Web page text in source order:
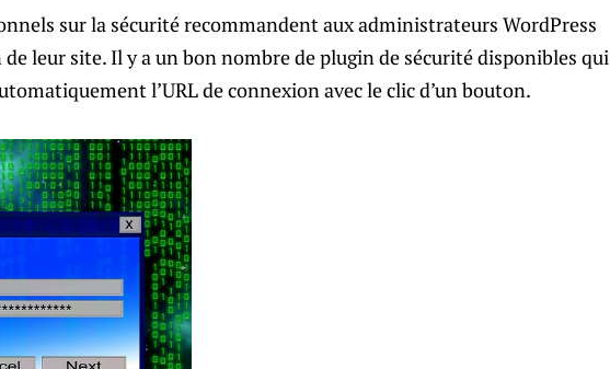
sur la sécurité recommandent aux administrateurs WordPress
de leur site. Il y a un bon nombre de plugin de sécurité disponibles qui
l’URL de connexion avec le clic d’un bouton.